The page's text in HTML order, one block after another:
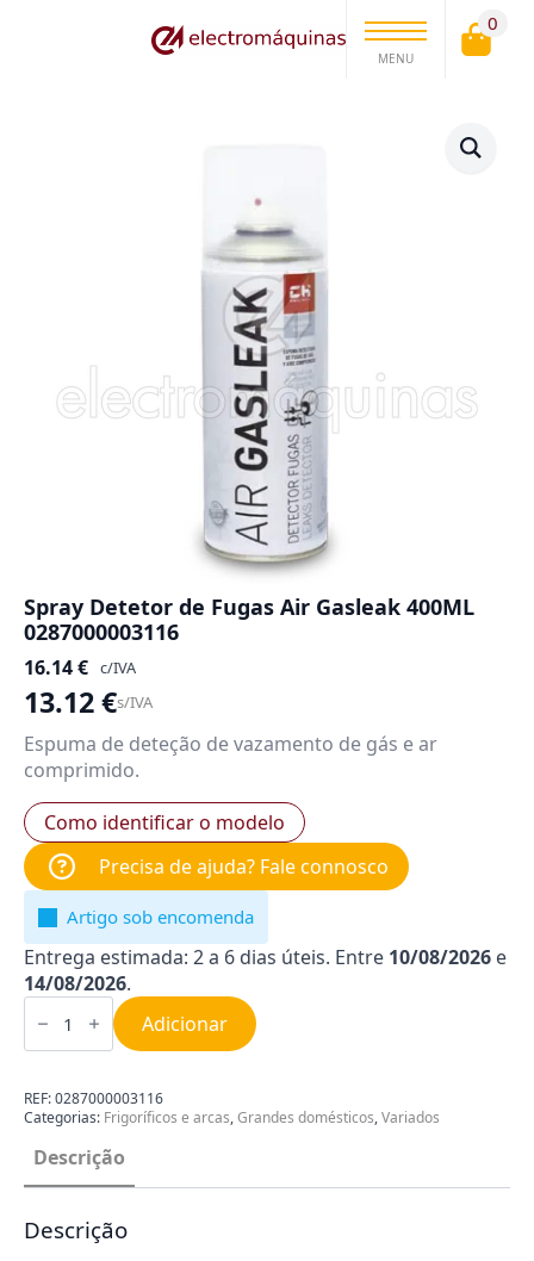
MENU
0
Spray Detetor de Fugas Air Gasleak 400ML
0287000003116
16.14€ c/IVA
13.12€s/IVA
Espuma de deteção de vazamento de gás e ar
comprimido.
Como identificar o modelo
Precisa de ajuda? Fale connosco
Artigo sob encomenda
Entrega estimada: 2 a 6 dias úteis. Entre 10/08/2026 e
14/08/2026.
Quantidade
de
Detetor
Fugas
Air
Gasleak
400ML
0287000003116
Adicionar
REF:0287000003116
Categorias: Frigoríficos e arcas,Grandes domésticos,Variados
Descrição
Descrição